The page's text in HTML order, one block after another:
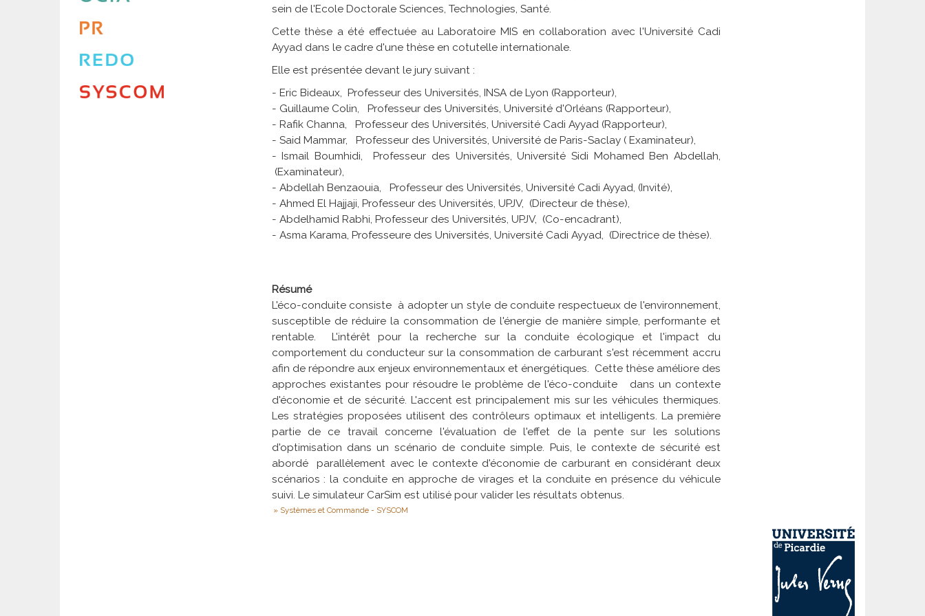
sein de l'Ecole Doctorale Sciences, Technologies, Santé.
Cette thèse a été effectuée au Laboratoire MIS en collaboration avec l'Université Cadi
Ayyad dans le cadre d'une thèse en cotutelle internationale.
Elle est présentée devant le jury suivant :
- Eric Bideaux, Professeur des Universités, INSA de Lyon (Rapporteur),
- Guillaume Colin, Professeur des Universités, Université d'Orléans (Rapporteur),
- Rafik Channa, Professeur des Universités, Université Cadi Ayyad (Rapporteur),
- Said Mammar, Professeur des Universités, Université de Paris-Saclay ( Examinateur),
- Ismail Boumhidi, Professeur des Universités, Université Sidi Mohamed Ben Abdellah,
(Examinateur),
- Abdellah Benzaouia, Professeur des Universités, Université Cadi Ayyad, (Invité),
- Ahmed El Hajjaji, Professeur des Universités, UPJV, (Directeur de thèse),
- Abdelhamid Rabhi, Professeur des Universités, UPJV, (Co-encadrant),
- Asma Karama, Professeure des Universités, Université Cadi Ayyad, (Directrice de thèse).
Résumé
L'éco-conduite consiste à adopter un style de conduite respectueux de l'environnement,
susceptible de réduire la consommation de l'énergie de manière simple, performante et
rentable. L'intérêt pour la recherche sur la conduite écologique et l'impact du
comportement du conducteur sur la consommation de carburant s'est récemment accru
afin de répondre aux enjeux environnementaux et énergétiques. Cette thèse améliore des
approches existantes pour résoudre le problème de l'éco-conduite dans un contexte
d'économie et de sécurité. L'accent est principalement mis sur les véhicules thermiques.
Les stratégies proposées utilisent des contrôleurs optimaux et intelligents. La première
partie de ce travail concerne l'évaluation de l'effet de la pente sur les solutions
d'optimisation dans un scénario de conduite simple. Puis, le contexte de sécurité est
abordé parallèlement avec le contexte d'économie de carburant en considérant deux
scénarios : la conduite en approche de virages et la conduite en présence du véhicule
suivi. Le simulateur CarSim est utilisé pour valider les résultats obtenus.
Systèmes et Commande - SYSCOM